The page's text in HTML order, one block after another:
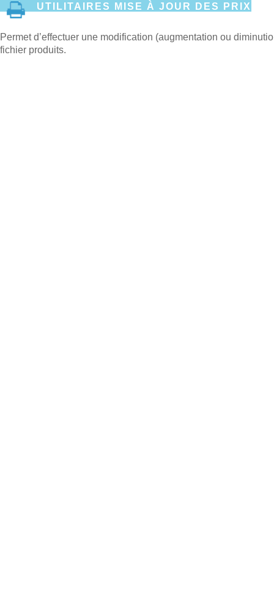
UTILITAIRES MISE À JOUR DES PRIX
Permet d’effectuer une modification (augmentation ou
fichier produits.